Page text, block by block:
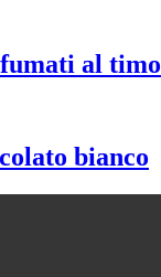
al timo
bianco